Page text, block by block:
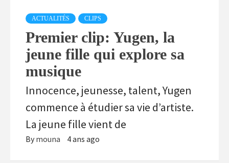
ACTUALITÉS CLIPS
Premier clip: Yugen, la
jeune fille qui explore sa
musique
Innocence, jeunesse, talent, Yugen
commence à étudier sa vie d’artiste.
La jeune fille vient de
By mouna 4 ans ago